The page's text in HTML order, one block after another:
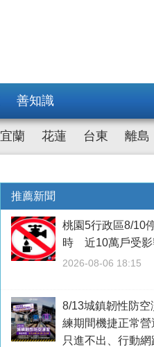
善知識
宜蘭 花蓮 台東 離島
推薦新聞
桃園5行政區8/10
時 近10萬戶受影
2026-08-06 18:15
8/13城鎮韌性防
練期間機捷正常營
只進不出、行動網